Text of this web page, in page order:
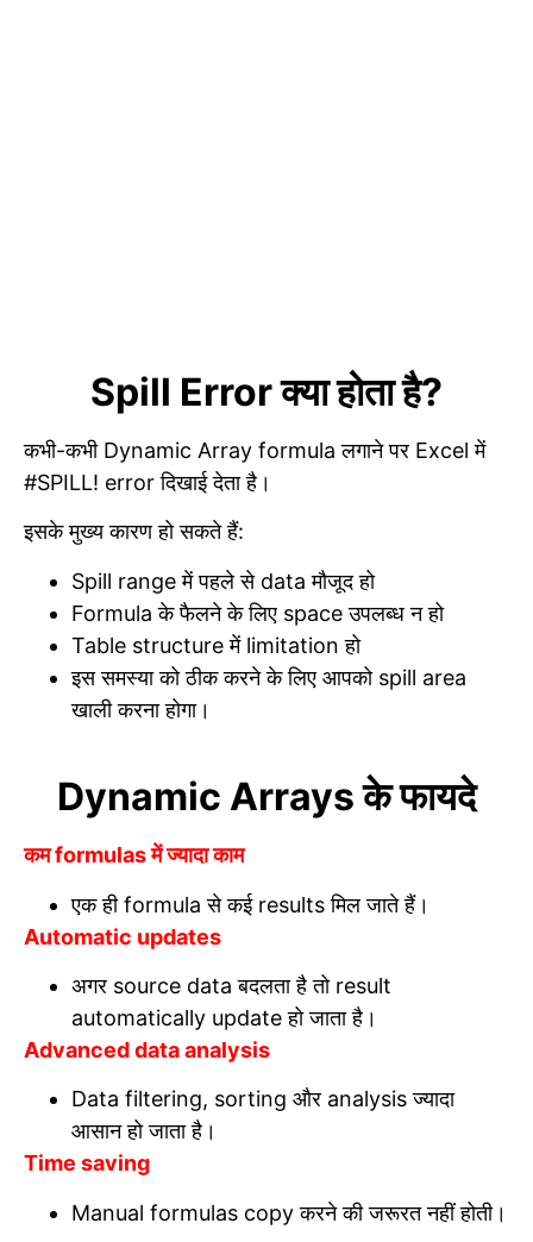
Spill Error क्या होता है?
कभी-कभी Dynamic Array formula लगाने पर Excel में
#SPILL! error दिखाई देता है।
इसके मुख्य कारण हो सकते हैं:
Spill range में पहले से data मौजूद हो
Formula के फैलने के लिए space उपलब्ध न हो
Table structure में limitation हो
इस समस्या को ठीक करने के लिए आपको spill area
खाली करना होगा।
Dynamic Arrays के फायदे
कम formulas में ज्यादा काम
एक ही formula से कई results मिल जाते हैं।
Automatic updates
अगर source data बदलता है तो result
automatically update हो जाता है।
Advanced data analysis
Data filtering, sorting और analysis ज्यादा
आसान हो जाता है।
Time saving
Manual formulas copy करने की जरूरत नहीं होती।